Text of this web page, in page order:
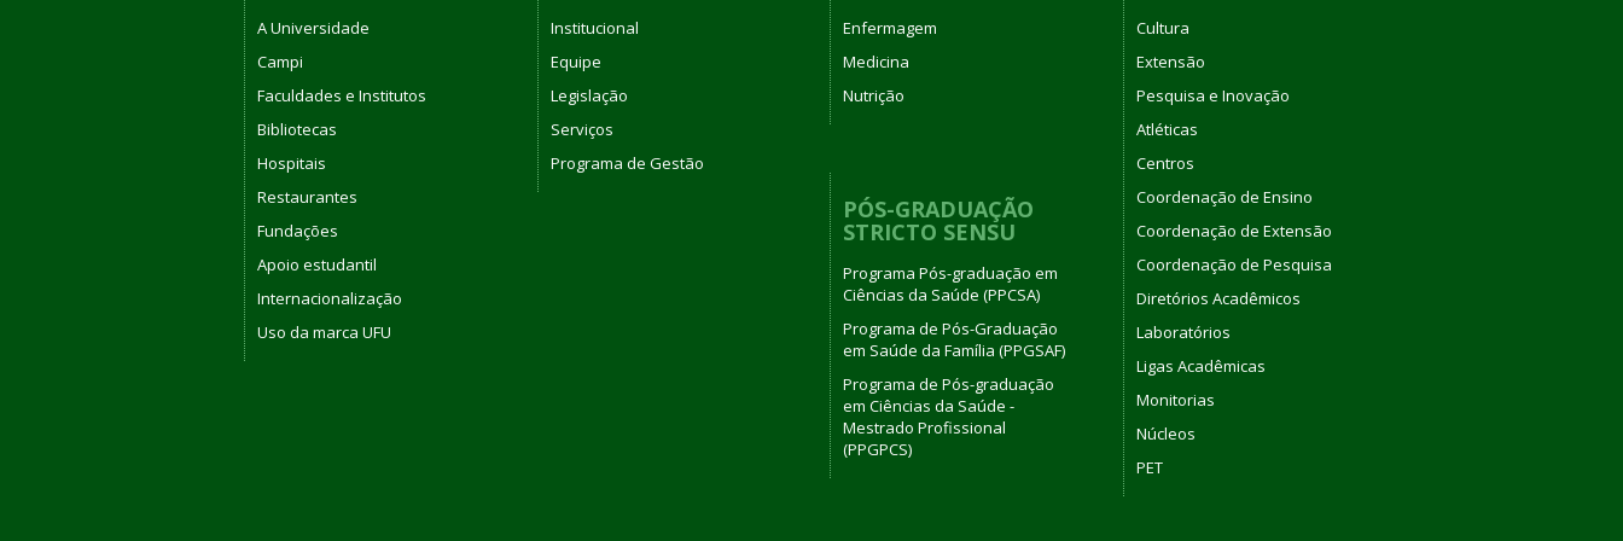
A Universidade
Campi
Faculdades e Institutos
Bibliotecas
Hospitais
Restaurantes
Fundações
Apoio estudantil
Internacionalização
Uso da marca UFU
Institucional
Equipe
Legislação
Serviços
Programa de Gestão
Enfermagem
Medicina
Nutrição
PÓS-GRADUAÇÃO
STRICTO SENSU
Programa Pós-graduação em
Ciências da Saúde (PPCSA)
Programa de Pós-Graduação
em Saúde da Família (PPGSAF)
Programa de Pós-graduação
em Ciências da Saúde -
Mestrado Profissional
(PPGPCS)
Cultura
Extensão
Pesquisa e Inovação
Atléticas
Centros
Coordenação de Ensino
Coordenação de Extensão
Coordenação de Pesquisa
Diretórios Acadêmicos
Laboratórios
Ligas Acadêmicas
Monitorias
Núcleos
PET